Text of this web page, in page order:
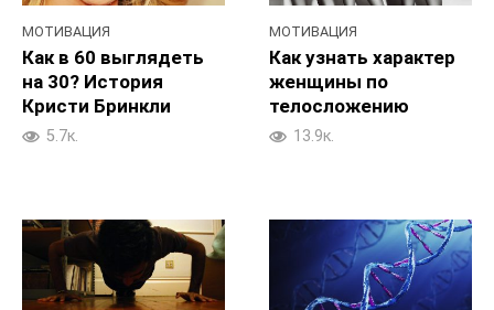
МОТИВАЦИЯ
Как в 60 выглядеть
на 30? История
Кристи Бринкли
5.7к.
МОТИВАЦИЯ
Как узнать характер
женщины по
телосложению
13.9к.